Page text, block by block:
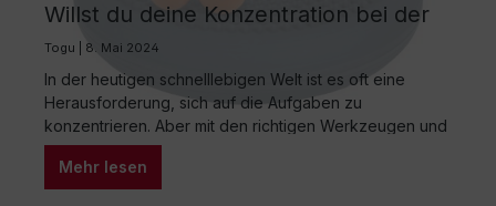
Willst du deine Konzentration bei der
Arbeit steigern? Entdecke neue
Möglichkeiten mit TOGU-Produkten!!
Togu | 8. Mai 2024
In der heutigen schnelllebigen Welt ist es oft eine
Herausforderung, sich auf die Aufgaben zu
konzentrieren. Aber mit den richtigen Werkzeugen und
Techniken kannst du deine Produktivität und
Konzentration steigern. Hier ein paar Tipps, wie du mit
TOGU-Produkten deine Konzentration am Arbeitsplatz
Mehr lesen